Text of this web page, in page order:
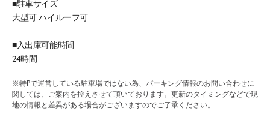
■駐車サイズ
大型可 ハイルーフ可
■入出庫可能時間
24時間
※特Pで運営している駐車場ではない為、パーキング情報のお問い合わせに
関しては、ご案内を控えさせて頂いております。更新のタイミングなどで現
地の情報と差異がある場合がございますのでご了承ください。